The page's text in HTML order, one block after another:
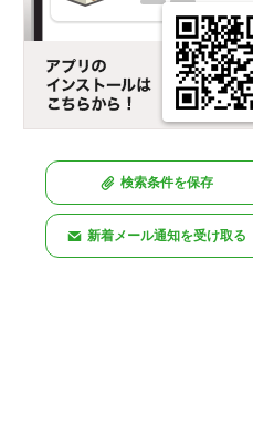
検索条件を保存
新着メール通知を受け取る